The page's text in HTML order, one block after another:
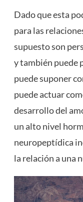
Dado que esta
para las
supuesto son
y también puede
puede suponer
puede actuar
desarrollo del
un alto nivel
neuropeptídica
la relación a una